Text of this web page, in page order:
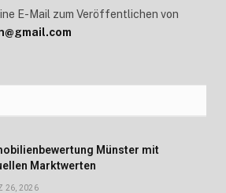
E-Mail zum Veröffentlichen von
Münster mit
Marktwerten
26, 2026